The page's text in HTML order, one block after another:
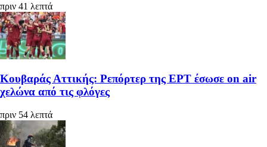
πριν 41 λεπτά
Κουβαράς Αττικής: Ρεπόρτερ της ΕΡΤ έσωσε on air
χελώνα από τις φλόγες
πριν 54 λεπτά